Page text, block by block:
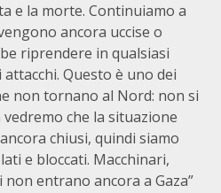
e la morte. Continuiamo a
ancora uccise o
riprendere in qualsiasi
Questo è uno dei
non tornano al Nord: non si
che la situazione
chiusi, quindi siamo
e bloccati. Macchinari,
entrano ancora a Gaza”